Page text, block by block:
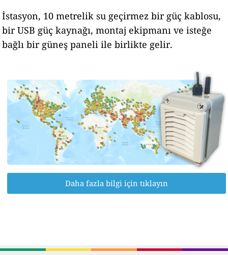
İstasyon, 10 metrelik su geçirmez bir güç kablosu,
bir USB güç kaynağı, montaj ekipmanı ve isteğe
bağlı bir güneş paneli ile birlikte gelir.
Daha fazla bilgi için tıklayın